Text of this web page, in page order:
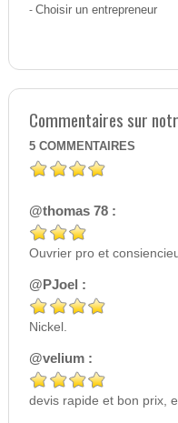
- Choisir un entrepreneur
Commentaires sur
5 COMMENTAIRES
@thomas 78 :
Ouvrier pro et
@PJoel :
Nickel.
@velium :
devis rapide et bon prix,